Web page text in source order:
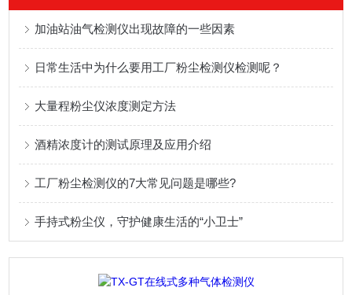
加油站油气检测仪出现故障的一些因素
日常生活中为什么要用工厂粉尘检测仪检测呢？
大量程粉尘仪浓度测定方法
酒精浓度计的测试原理及应用介绍
工厂粉尘检测仪的7大常见问题是哪些?
手持式粉尘仪，守护健康生活的“小卫士”